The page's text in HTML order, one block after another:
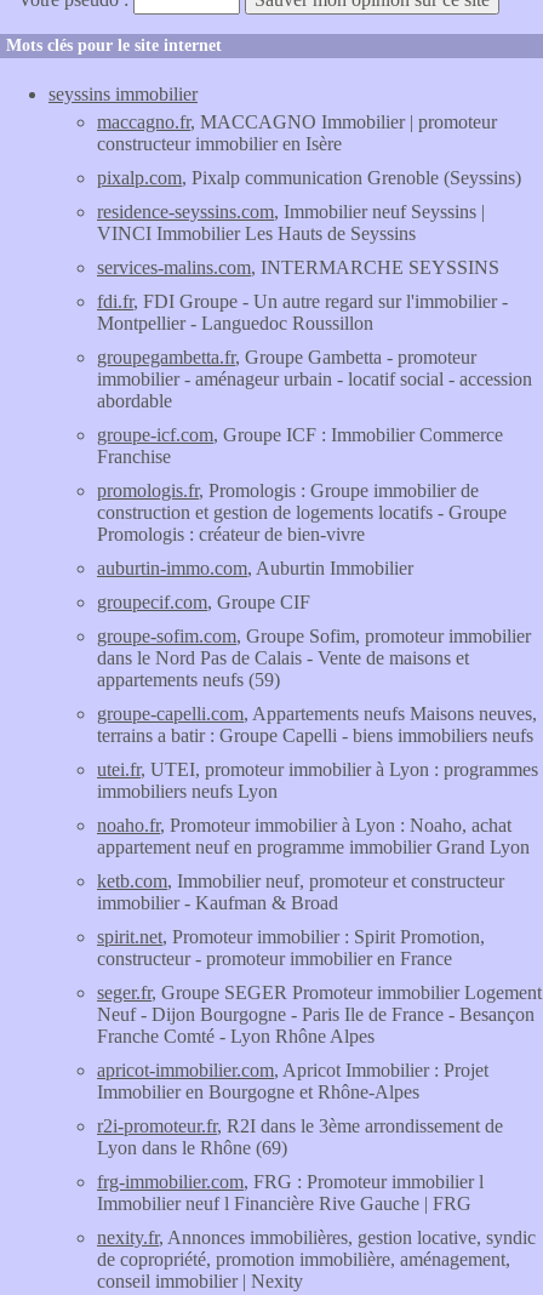
Mots clés pour le site internet
seyssins immobilier
maccagno.fr, MACCAGNO Immobilier | promoteur
constructeur immobilier en Isère
pixalp.com, Pixalp communication Grenoble (Seyssins)
residence-seyssins.com, Immobilier neuf Seyssins |
VINCI Immobilier Les Hauts de Seyssins
services-malins.com, INTERMARCHE SEYSSINS
fdi.fr, FDI Groupe - Un autre regard sur l'immobilier -
Montpellier - Languedoc Roussillon
groupegambetta.fr, Groupe Gambetta - promoteur
immobilier - aménageur urbain - locatif social - accession
abordable
groupe-icf.com, Groupe ICF : Immobilier Commerce
Franchise
promologis.fr, Promologis : Groupe immobilier de
construction et gestion de logements locatifs - Groupe
Promologis : créateur de bien-vivre
auburtin-immo.com, Auburtin Immobilier
groupecif.com, Groupe CIF
groupe-sofim.com, Groupe Sofim, promoteur immobilier
dans le Nord Pas de Calais - Vente de maisons et
appartements neufs (59)
groupe-capelli.com, Appartements neufs Maisons neuves,
terrains a batir : Groupe Capelli - biens immobiliers neufs
utei.fr, UTEI, promoteur immobilier à Lyon : programmes
immobiliers neufs Lyon
noaho.fr, Promoteur immobilier à Lyon : Noaho, achat
appartement neuf en programme immobilier Grand Lyon
ketb.com, Immobilier neuf, promoteur et constructeur
immobilier - Kaufman & Broad
spirit.net, Promoteur immobilier : Spirit Promotion,
constructeur - promoteur immobilier en France
seger.fr, Groupe SEGER Promoteur immobilier Logement
Neuf - Dijon Bourgogne - Paris Ile de France - Besançon
Franche Comté - Lyon Rhône Alpes
apricot-immobilier.com, Apricot Immobilier : Projet
Immobilier en Bourgogne et Rhône-Alpes
r2i-promoteur.fr, R2I dans le 3ème arrondissement de
Lyon dans le Rhône (69)
frg-immobilier.com, FRG : Promoteur immobilier l
Immobilier neuf l Financière Rive Gauche | FRG
nexity.fr, Annonces immobilières, gestion locative, syndic
de copropriété, promotion immobilière, aménagement,
conseil immobilier | Nexity